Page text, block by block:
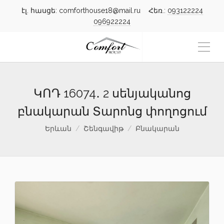
էլ. հասցե: comforthouse18@mail.ru Հեռ.: 093122224
096922224
ԿՈԴ 16074․ 2 սենյականոց
բնակարան Տարոնց փողոցում
Երևան Շենգավիթ Բնակարան